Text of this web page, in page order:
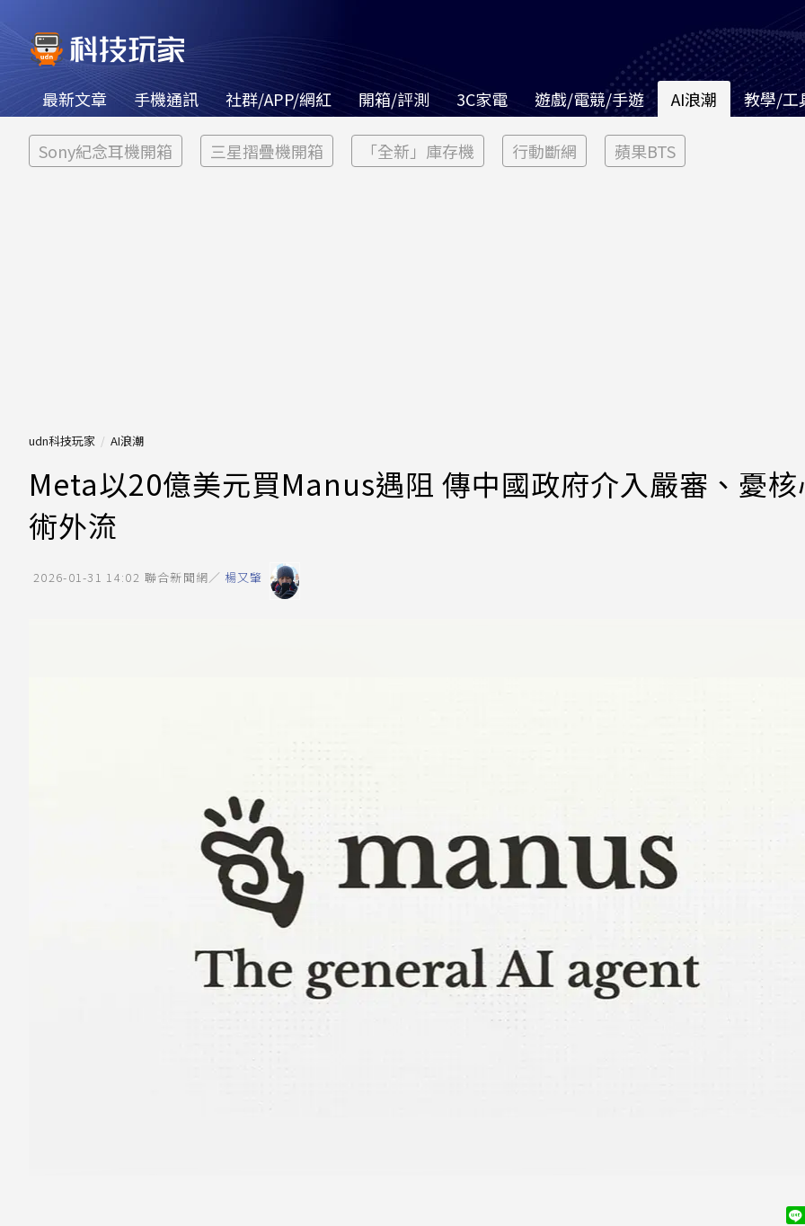
最新文章 手機通訊 社群/APP/網紅 開箱/評測 3C家電 遊戲/電競/手遊 AI浪潮 教學/工
Sony紀念耳機開箱 三星摺疊機開箱 「全新」庫存機 行動斷網 蘋果BTS
udn科技玩家 AI浪潮
Meta以20億美元買Manus遇阻 傳中國政府介入嚴審、憂
術外流
2026-01-31 14:02 聯合新聞網／ 楊又肇